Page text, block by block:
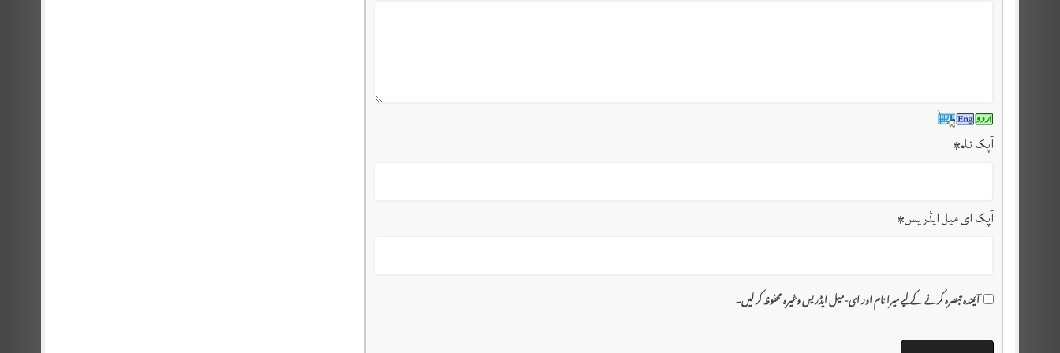
آپکا نام*
آپکا ای میل ایڈریس*
آئیندہ تبصرہ کرنے کے لیے میرا نام اور ای-میل ایڈریس وغیرہ محفوظ کر لیں۔